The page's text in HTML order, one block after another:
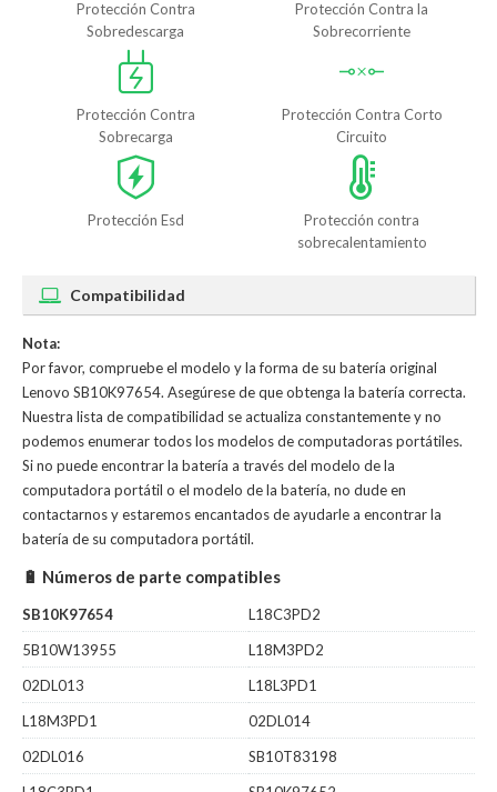
Protección Contra
Sobredescarga
Protección Contra la
Sobrecorriente
Protección Contra
Sobrecarga
Protección Contra Corto
Circuito
Protección Esd
Protección contra
sobrecalentamiento
Compatibilidad
Nota:
Por favor, compruebe el modelo y la forma de su batería original
Lenovo SB10K97654. Asegúrese de que obtenga la batería correcta.
Nuestra lista de compatibilidad se actualiza constantemente y no
podemos enumerar todos los modelos de computadoras portátiles.
Si no puede encontrar la batería a través del modelo de la
computadora portátil o el modelo de la batería, no dude en
contactarnos y estaremos encantados de ayudarle a encontrar la
batería de su computadora portátil.
🔋 Números de parte compatibles
SB10K97654
L18C3PD2
5B10W13955
L18M3PD2
02DL013
L18L3PD1
L18M3PD1
02DL014
02DL016
SB10T83198